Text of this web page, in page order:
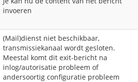
invoeren
(Mail)dienst niet beschikbaar,
transmissiekanaal wordt gesloten.
Meestal komt dit exit-bericht na
inlog/autorisatie probleem of
andersoortig configuratie probleem